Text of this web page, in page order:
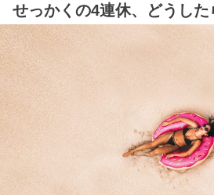
せっかくの4連休、どうし